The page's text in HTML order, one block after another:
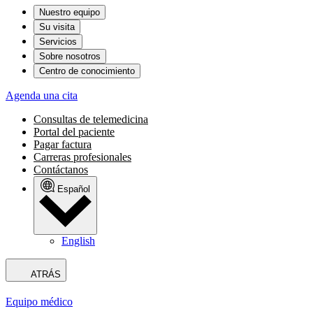
Nuestro equipo
Su visita
Servicios
Sobre nosotros
Centro de conocimiento
Agenda una cita
Consultas de telemedicina
Portal del paciente
Pagar factura
Carreras profesionales
Contáctanos
Español
English
ATRÁS
Equipo médico